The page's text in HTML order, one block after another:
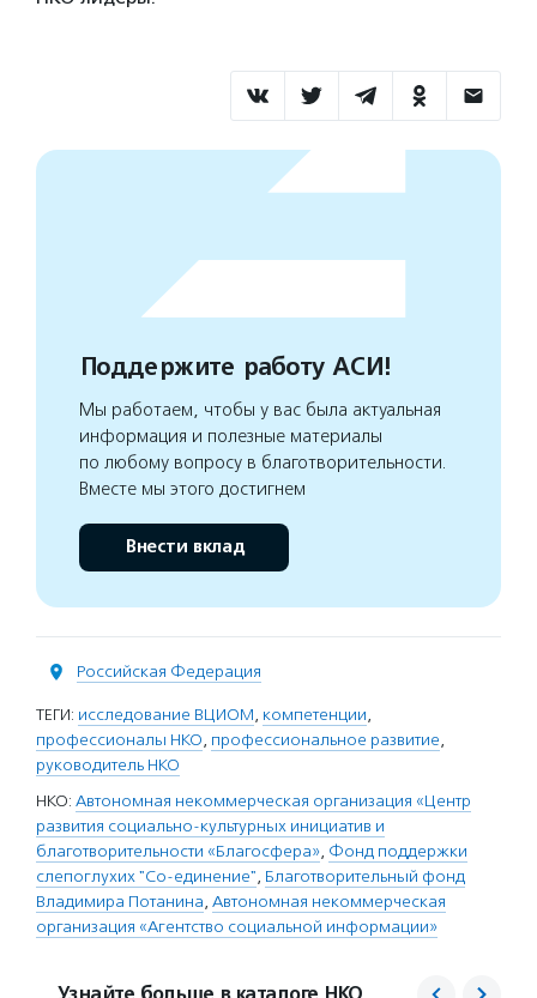
Поддержите работу АСИ!
Мы работаем, чтобы у вас была актуальная
информация и полезные материалы
по любому вопросу в благотворительности.
Вместе мы этого достигнем
Внести вклад
Российская Федерация
ТЕГИ: исследование ВЦИОМ, компетенции,
профессионалы НКО, профессиональное развитие,
руководитель НКО
НКО: Автономная некоммерческая организация «Центр
развития социально-культурных инициатив и
благотворительности «Благосфера», Фонд поддержки
слепоглухих "Со-единение", Благотворительный фонд
Владимира Потанина, Автономная некоммерческая
организация «Агентство социальной информации»